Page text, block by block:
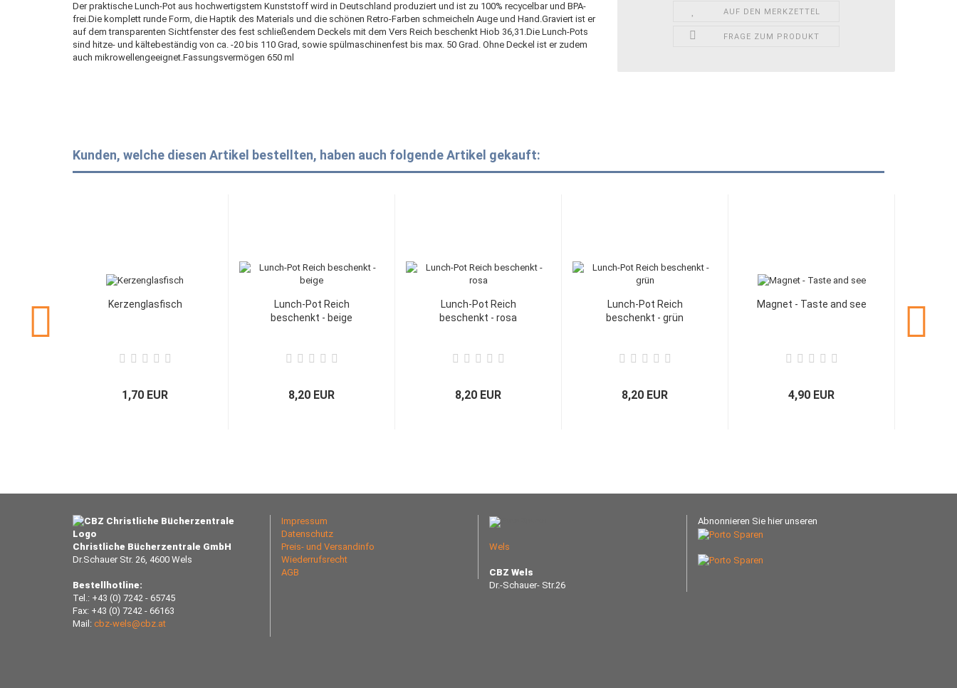
AUF DEN MERKZETTEL
FRAGE ZUM PRODUKT
Der praktische Lunch-Pot aus hochwertigstem Kunststoff wird in Deutschland produziert und ist zu 100% recycelbar und BPA-
frei.Die komplett runde Form, die Haptik des Materials und die schönen Retro-Farben schmeicheln Auge und Hand.Graviert ist er
auf dem transparenten Sichtfenster des fest schließendem Deckels mit dem Vers Reich beschenkt Hiob 36,31.Die Lunch-Pots
sind hitze- und kältebeständig von ca. -20 bis 110 Grad, sowie spülmaschinenfest bis max. 50 Grad. Ohne Deckel ist er zudem
auch mikrowellengeeignet.Fassungsvermögen 650 ml
Kunden, welche diesen Artikel bestellten, haben auch folgende Artikel gekauft:
Kerzenglasfisch
1,70 EUR
Lunch-Pot Reich
beschenkt - beige
8,20 EUR
Lunch-Pot Reich
beschenkt - rosa
8,20 EUR
Lunch-Pot Reich
beschenkt - grün
8,20 EUR
Magnet - Taste and see
4,90 EUR
Christliche Bücherzentrale GmbH
Dr.Schauer Str. 26, 4600 Wels
Bestellhotline:
Tel.: +43 (0) 7242 - 65745
Fax: +43 (0) 7242 - 66163
Mail: cbz-wels@cbz.at
Impressum
Datenschutz
Preis- und Versandinfo
Wiederrufsrecht
AGB
Wels
CBZ Wels
Dr.-Schauer- Str.26
Abnonnieren Sie hier unseren